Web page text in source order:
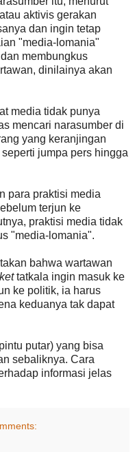
aktivis gerakan
dan ingin tetap
"media-lomania"
membungkus
dinilainya akan
media tidak punya
mencari narasumber di
yang keranjingan
jumpa pers hingga
para praktisi media
terjun ke
praktisi media tidak
"media-lomania".
bahwa wartawan
tatkala ingin masuk ke
ke politik, ia harus
keduanya tak dapat
putar) yang bisa
sebaliknya. Cara
informasi jelas